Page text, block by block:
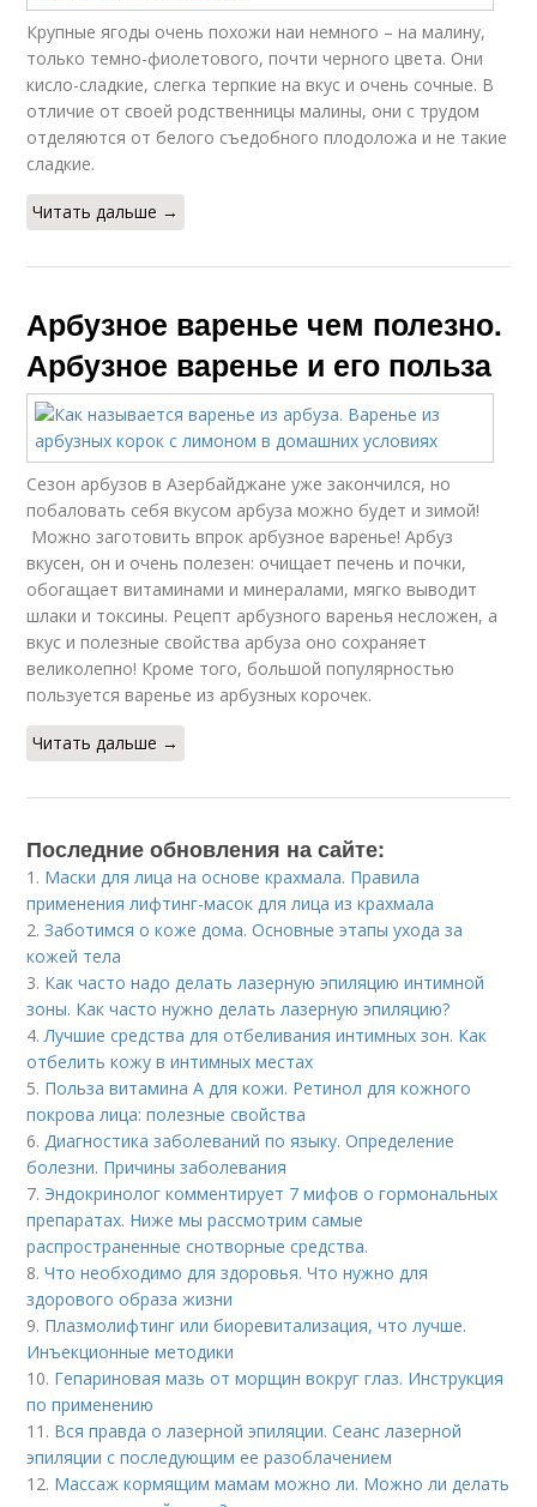
Крупные ягоды очень похожи наи немного – на малину,
только темно-фиолетового, почти черного цвета. Они
кисло-сладкие, слегка терпкие на вкус и очень сочные. В
отличие от своей родственницы малины, они с трудом
отделяются от белого съедобного плодоложа и не такие
сладкие.
Читать дальше →
Арбузное варенье чем полезно.
Арбузное варенье и его польза
Cезон арбузов в Азербайджане уже закончился, но
побаловать себя вкусом арбуза можно будет и зимой!
Можно заготовить впрок арбузное варенье! Арбуз
вкусен, он и очень полезен: очищает печень и почки,
обогащает витаминами и минералами, мягко выводит
шлаки и токсины. Рецепт арбузного варенья несложен, а
вкус и полезные свойства арбуза оно сохраняет
великолепно! Кроме того, большой популярностью
пользуется варенье из арбузных корочек.
Читать дальше →
Последние обновления на сайте:
1. Маски для лица на основе крахмала. Правила
применения лифтинг-масок для лица из крахмала
2.Заботимся о коже дома. Основные этапы ухода за
кожей тела
3. Как часто надо делать лазерную эпиляцию интимной
зоны. Как часто нужно делать лазерную эпиляцию?
4.Лучшие средства для отбеливания интимных зон. Как
отбелить кожу в интимных местах
5. Польза витамина А для кожи. Ретинол для кожного
покрова лица: полезные свойства
6.Диагностика заболеваний по языку. Определение
болезни. Причины заболевания
7. Эндокринолог комментирует 7 мифов о гормональных
препаратах. Ниже мы рассмотрим самые
распространенные снотворные средства.
8.Что необходимо для здоровья. Что нужно для
здорового образа жизни
9. Плазмолифтинг или биоревитализация, что лучше.
Инъекционные методики
10. Гепариновая мазь от морщин вокруг глаз. Инструкция
по применению
11. Вся правда о лазерной эпиляции. Сеанс лазерной
эпиляции с последующим ее разоблачением
12. Массаж кормящим мамам можно ли. Можно ли делать